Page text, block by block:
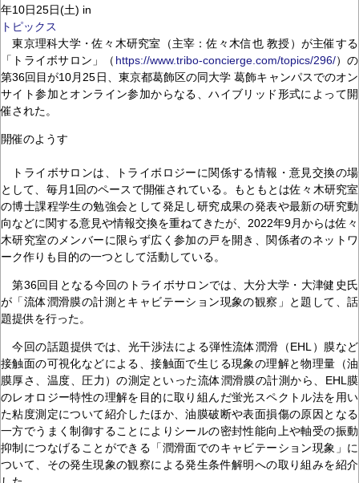
年10日25日(土) in
トピックス
東京理科大学・佐々木研究室（主宰：佐々木信也 教授）が主催する
「トライボサロン」（ https://www.tribo-concierge.com/topics/296/）の
第36回目が10月25日、東京都葛飾区の同大学 葛飾キャンパスでのオン
サイト参加とオンライン参加からなる、ハイブリッド形式によって開
催された。
開催のようす
トライボサロンは、トライボロジーに関係する情報・意見交換の場
として、毎月1回のペースで開催されている。もともとは佐々木研究室
の博士課程学生の勉強会として発足し研究成果の発表や最新の研究動
向などに関する意見や情報交換を重ねてきたが、2022年9月からは佐々
木研究室のメンバーに限らず広く参加の戸を開き、関係者のネットワ
ーク作りも目的の一つとして活動している。
第36回目となる今回のトライボサロンでは、大分大学・大津健史氏
が「流体潤滑膜の計測とキャビテーション現象の観察」と題して、話
題提供を行った。
今回の話題提供では、光干渉法による弾性流体潤滑（EHL）膜など
接触面の可視化などによる、接触面で生じる現象の理解と物理量（油
膜厚さ、温度、圧力）の測定といった流体潤滑膜の計測から、EHL膜
のレオロジー特性の理解を目的に取り組んだ蛍光スペクトル法を用い
た粘度測定について紹介したほか、油膜破断や表面損傷の原因となる
一方でうまく制御することによりシールの密封性能向上や軸受の振動
抑制につなげることができる「潤滑面でのキャビテーション現象」に
ついて、その発生現象の観察による発生条件解明への取り組みを紹介